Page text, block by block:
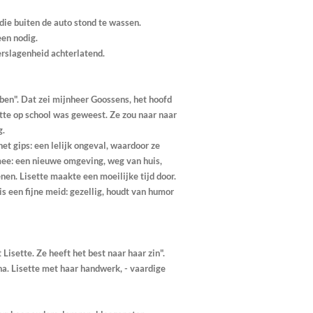
buiten de auto stond te wassen.
nodig.
achterlatend.
Dat zei mijnheer Goossens, het hoofd
op school was geweest. Ze zou naar naar
gips: een lelijk ongeval, waardoor ze
een nieuwe omgeving, weg van huis,
Lisette maakte een moeilijke tijd door.
een fijne meid: gezellig, houdt van humor
Ze heeft het best naar haar zin".
Lisette met haar handwerk, - vaardige